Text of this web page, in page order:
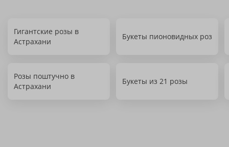
Гигантские розы в
Астрахани
Букеты пионовидных роз
Розы поштучно в
Астрахани
Букеты из 21 розы